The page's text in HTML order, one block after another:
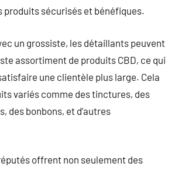
produits sécurisés et bénéfiques.
un grossiste, les détaillants peuvent
assortiment de produits CBD, ce qui
une clientèle plus large. Cela
variés comme des tinctures, des
des bonbons, et d’autres
offrent non seulement des